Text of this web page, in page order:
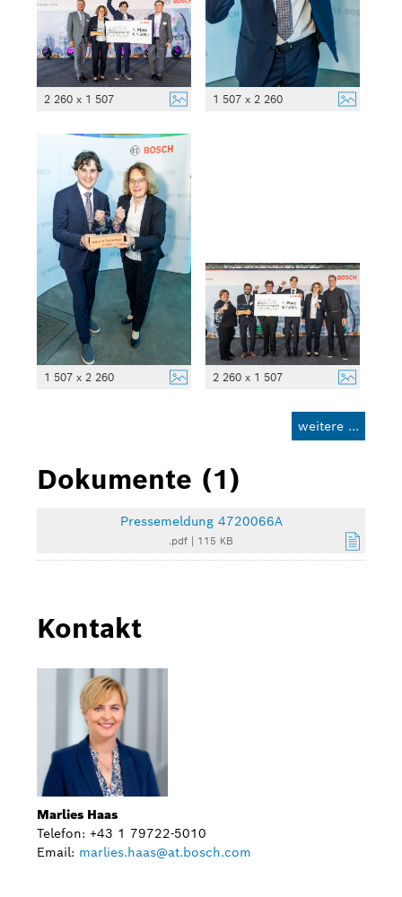
2 260 x 1 507 1 507 x 2 260
1 507 x 2 260 2 260 x 1 507
weitere ...
Dokumente (1)
Pressemeldung 4720066A
.pdf 115 KB
Kontakt
Marlies Haas
Telefon: +43 1 79722-5010
Email: marlies.haas@at.bosch.com